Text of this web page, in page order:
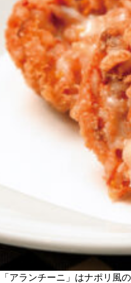
応募
アランチーニ」はナポリ風の